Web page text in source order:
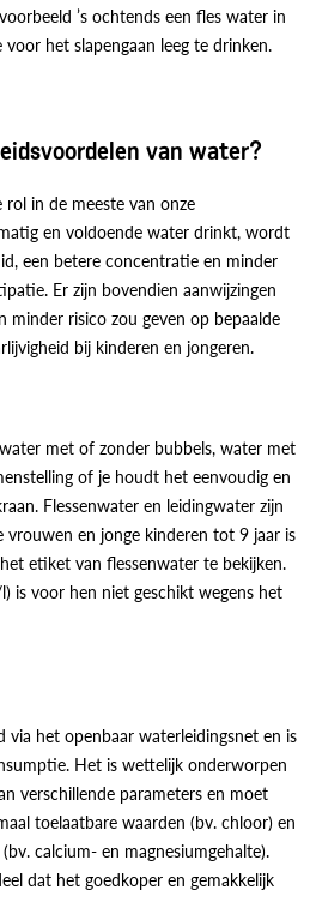
’s ochtends een fles water in
het slapengaan leeg te drinken.
van water?
in de meeste van onze
en voldoende water drinkt, wordt
een betere concentratie en minder
Er zijn bovendien aanwijzingen
risico zou geven op bepaalde
bij kinderen en jongeren.
met of zonder bubbels, water met
of je houdt het eenvoudig en
Flessenwater en leidingwater zijn
vrouwen en jonge kinderen tot 9 jaar is
etiket van flessenwater te bekijken.
is voor hen niet geschikt wegens het
het openbaar waterleidingsnet en is
Het is wettelijk onderworpen
verschillende parameters en moet
toelaatbare waarden (bv. chloor) en
calcium- en magnesiumgehalte).
dat het goedkoper en gemakkelijk